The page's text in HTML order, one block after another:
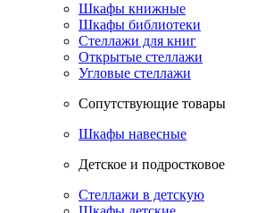
Шкафы книжные
Шкафы библиотеки
Стеллажи для книг
Открытые стеллажи
Угловые стеллажи
Сопутствующие товары
Шкафы навесные
Детское и подростковое
Стеллажи в детскую